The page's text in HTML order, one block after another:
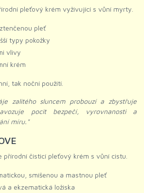
pleťový krém vyživující s vůní myrty.
pleť
typy pokožky
vlivy
krém
tak noční použití.
zalitého sluncem probouzí a zbystřuje
pocit bezpečí, vyrovnanosti a
míru."
přírodní čisticí pleťový krém s vůní cistu.
smíšenou a mastnou pleť
a ekzematická ložiska